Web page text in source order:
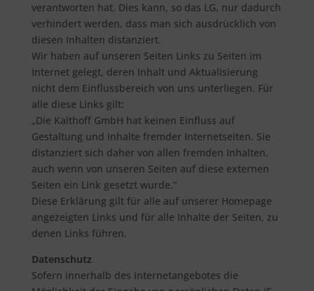
verantworten hat. Dies kann, so das LG, nur dadurch
verhindert werden, dass man sich ausdrücklich von
diesen Inhalten distanziert.
Wir haben auf unseren Seiten Links zu Seiten im
Internet gelegt, deren Inhalt und Aktualisierung
nicht dem Einflussbereich von uns unterliegen. Für
alle diese Links gilt:
„Die Kalthoff GmbH hat keinen Einfluss auf
Gestaltung und Inhalte fremder Internetseiten. Sie
distanziert sich daher von allen fremden Inhalten,
auch wenn von unseren Seiten auf diese externen
Seiten ein Link gesetzt wurde.“
Diese Erklärung gilt für alle auf unserer Homepage
angezeigten Links und für alle Inhalte der Seiten, zu
denen Links führen.
Datenschutz
Sofern innerhalb des Internetangebotes die